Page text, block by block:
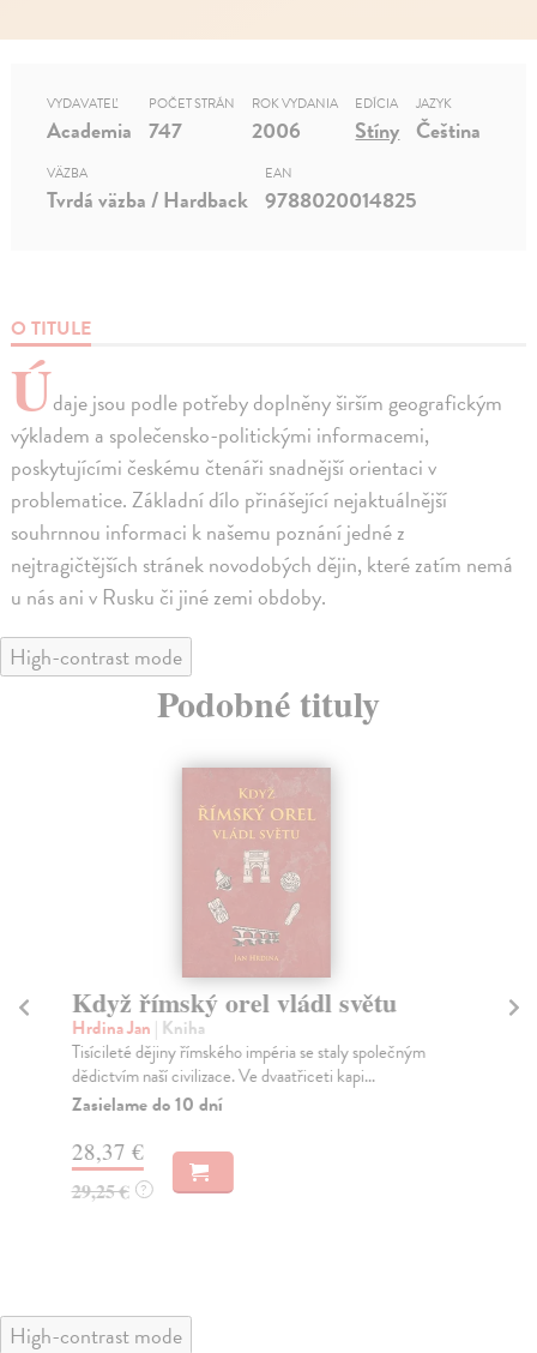
O TITULE
Údaje jsou podle potřeby doplněny širším geografickým
výkladem a společensko-politickými informacemi,
poskytujícími českému čtenáři snadnější orientaci v
problematice. Základní dílo přinášející nejaktuálnější
souhrnnou informaci k našemu poznání jedné z
nejtragičtějších stránek novodobých dějin, které zatím nemá
u nás ani v Rusku či jiné zemi obdoby.
VYDAVATEĽ
Academia
POČET STRÁN
747
ROK VYDANIA
2006
EDÍCIA
Stíny
JAZYK
Čeština
VÄZBA
Tvrdá väzba / Hardback
EAN
9788020014825
High-contrast mode
Podobné tituly
Když římský orel vládl světu
Hrdina Jan | Kniha
Tisícileté dějiny římského impéria se staly společným
dědictvím naší civilizace. Ve dvaatřiceti kapi...
Zasielame do 10 dní
28,37 €
29,25 € ?
High-contrast mode